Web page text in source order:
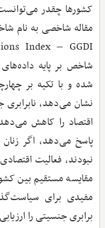
کشورها چقدر
شاخص بر پایه
شده و با تکیه بر
نشان می‌دهد،
پاسخ می‌دهد، اگر زنان
نبودند، فعالیت
مقایسه مستقیم بین
مفیدی برای
برابری جنسیتی را